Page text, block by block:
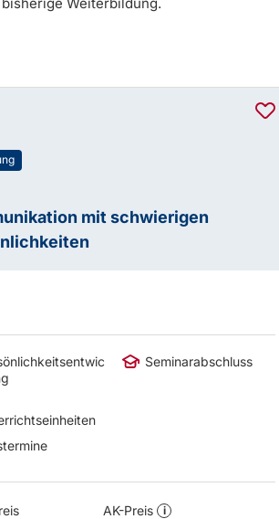
mit schwierigen
Seminarabschluss
AK-Preis i